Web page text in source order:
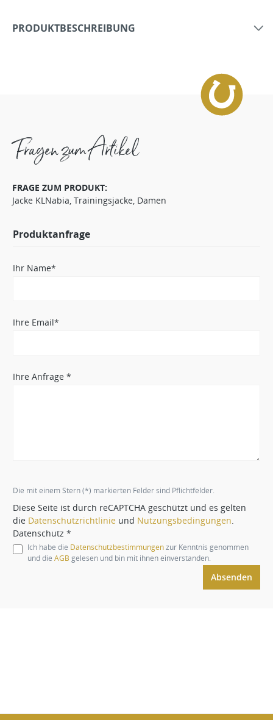
PRODUKTBESCHREIBUNG
Fragen zum Artikel
FRAGE ZUM PRODUKT:
Jacke KLNabia, Trainingsjacke, Damen
Produktanfrage
Ihr Name*
Ihre Email*
Ihre Anfrage *
Die mit einem Stern (*) markierten Felder sind Pflichtfelder.
Diese Seite ist durch reCAPTCHA geschützt und es gelten
die Datenschutzrichtlinie und Nutzungsbedingungen
Datenschutz *
Ich habe die Datenschutzbestimmungenzur Kenntnis genommen
und die AGB gelesen und bin mit ihnen einverstanden.
Absenden